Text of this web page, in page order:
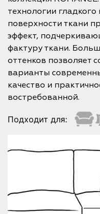
технологии
поверхности ткани
эффект,
фактуру ткани.
оттенков позволяет
варианты
качество и
востребованной.
Подходит для: